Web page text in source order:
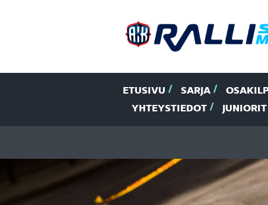
ETUSIVU SARJA
YHTEYSTIEDOT
JUNIORIT